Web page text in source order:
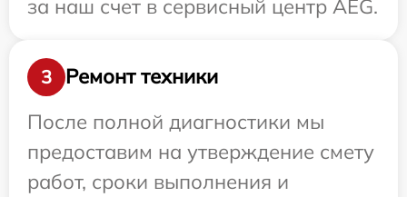
за наш счет в сервисный центр AEG.
3
Ремонт техники
После полной диагностики мы
предоставим на утверждение смету
работ, сроки выполнения и